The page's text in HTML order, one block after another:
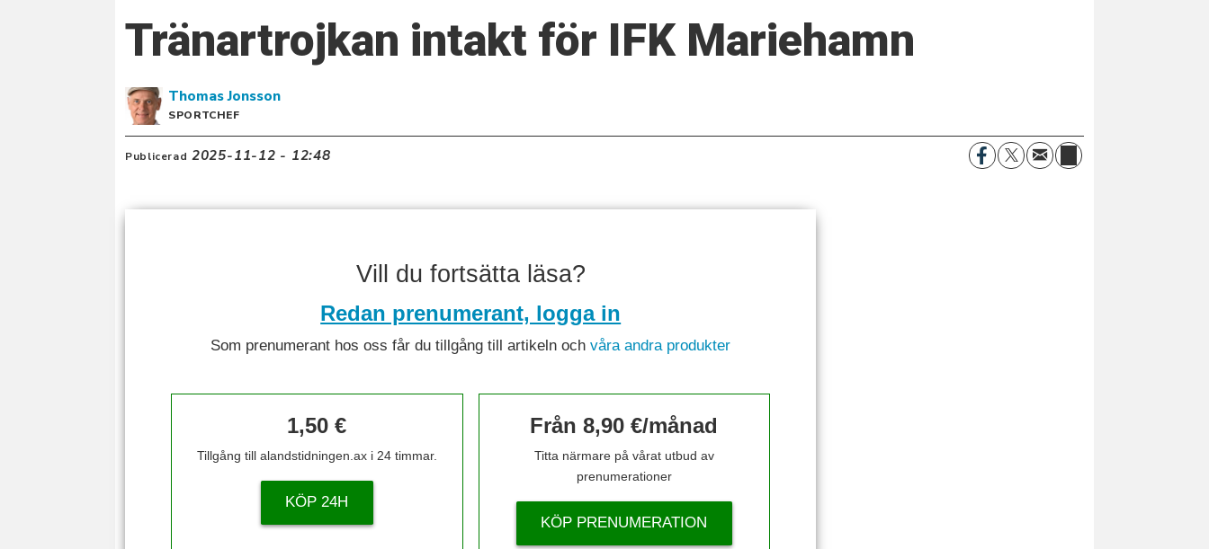
Tränartrojkan intakt för IFK Mariehamn
Thomas Jonsson
SPORTCHEF
Publicerad 2025-11-12 - 12:48
Vill du fortsätta läsa?
Redan prenumerant, logga in
Som prenumerant hos oss får du tillgång till artikeln ochvåra andra produkter
1,50 €
Tillgång till alandstidningen.ax i 24 timmar.
KÖP 24H
Från 8,90 €/månad
Titta närmare på vårat utbud av
prenumerationer
KÖP PRENUMERATION